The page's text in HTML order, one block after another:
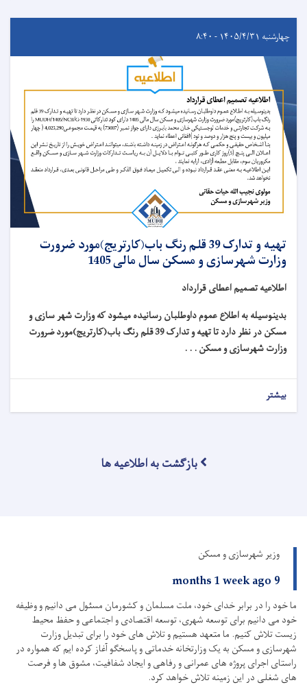
چهارشنبه ۱۴۰۵/۴/۳۱ - ۸:۴۰
تهیه و تدارک 39 قلم رنگ باب(کارتریج)مورد ضرورت
وزارت شهرسازی و مسکن سال مالی 1405
اطلاعیه تصمیم اعطای قرارداد
بدینوسیله به اطلاع عموم داوطلبان رسانیده میشود که وزارت شهر سازی و
مسکن در نظر دارد تا تهیه و تدارک 39 قلم رنگ باب(کارتریج)مورد ضرورت
وزارت شهرسازی و مسکن . . .
بیشتر
بازگشت به اطلاعیه ها
وزیر شهرسازی و مسکن
9 months 1 week ago
ما خود را در برابر خدای خود، ملت مسلمان و کشورمان مسئول می دانیم و وظیفه
خود می دانیم برای توسعه شهری، توسعه اقتصادی و اجتماعی و حفظ محیط
زیست تلاش کنیم. ما متعهد هستیم و تلاش های خود را برای تبدیل وزارت
شهرسازی و مسکن به یک وزارتخانه خدماتی و پاسخگو آغاز کرده ایم که همواره در
راستای اجرای پروژه های عمرانی و رفاهی و ایجاد شفافیت، مشوق ها و فرصت
های شغلی در این زمینه تلاش خواهد کرد.